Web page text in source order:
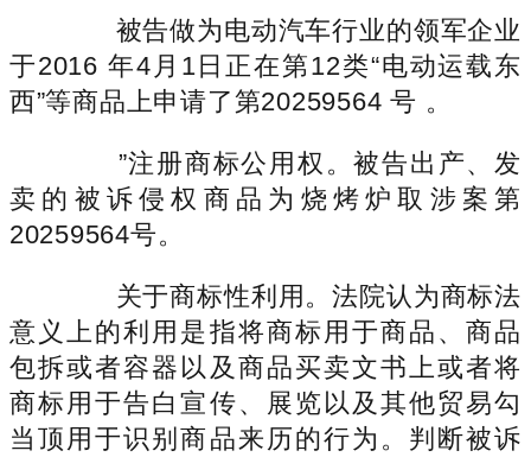
被告做为电动汽车行业的领军企业
于2016 年4月1日正在第12类“电动运载东
西”等商品上申请了第20259564 号 。
”注册商标公用权。被告出产、发
卖的被诉侵权商品为烧烤炉取涉案第
20259564号。
关于商标性利用。法院认为商标法
意义上的利用是指将商标用于商品、商品
包拆或者容器以及商品买卖文书上或者将
商标用于告白宣传、展览以及其他贸易勾
当顶用于识别商品来历的行为。判断被诉